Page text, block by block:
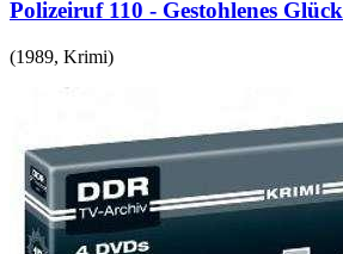
Polizeiruf 110 - Gestohlenes Glück
(1989, Krimi)